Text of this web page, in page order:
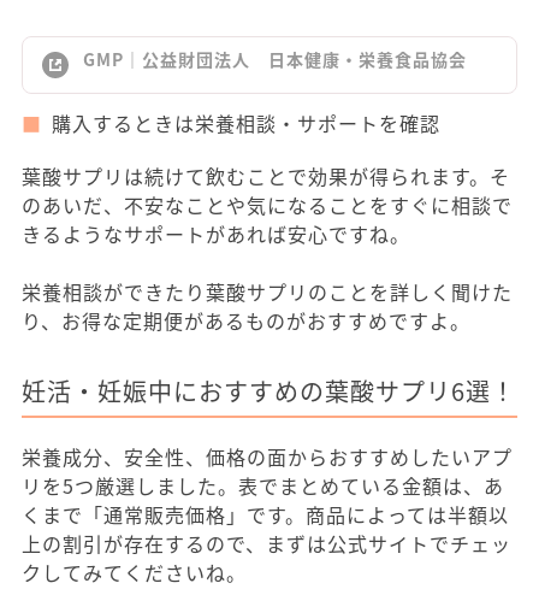
GMP｜公益財団法人 日本健康・栄養食品協会
購入するときは栄養相談・サポートを確認
葉酸サプリは続けて飲むことで効果が得られます。そ
のあいだ、不安なことや気になることをすぐに相談で
きるようなサポートがあれば安心ですね。
栄養相談ができたり葉酸サプリのことを詳しく聞けた
り、お得な定期便があるものがおすすめですよ。
妊活・妊娠中におすすめの葉酸サプリ6選！
栄養成分、安全性、価格の面からおすすめしたいアプ
リを5つ厳選しました。表でまとめている金額は、あ
くまで「通常販売価格」です。商品によっては半額以
上の割引が存在するので、まずは公式サイトでチェッ
クしてみてくださいね。